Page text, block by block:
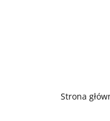
Strona